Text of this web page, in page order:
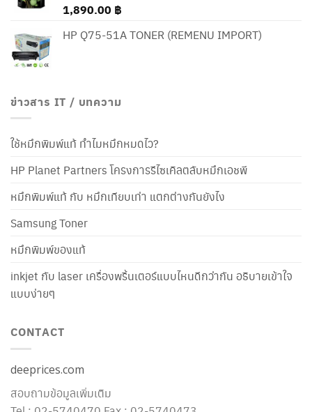
1,890.00 ฿
HP Q75-51A TONER (REMENU IMPORT)
ข่าวสาร IT / บทความ
ใช้หมึกพิมพ์แท้ ทำไมหมึกหมดไว?
HP Planet Partners โครงการรีไซเคิลตลับหมึกเอชพี
หมึกพิมพ์แท้ กับ หมึกเทียบเท่า แตกต่างกันยังไง
Samsung Toner
หมึกพิมพ์ของแท้
inkjet กับ laser เครื่องพริ้นเตอร์แบบไหนดีกว่ากัน อธิบายเข้าใจ
แบบง่ายๆ
CONTACT
deeprices.com
สอบถามข้อมูลเพิ่มเติม